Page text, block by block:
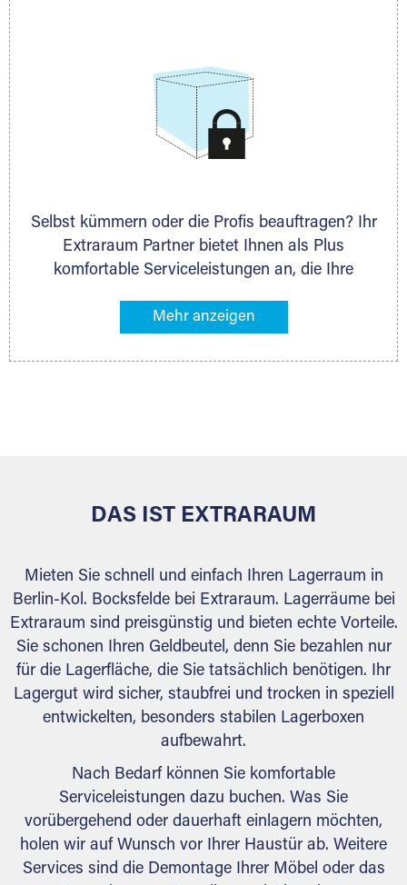
Selbst kümmern oder die Profis beauftragen? Ihr
Extraraum Partner bietet Ihnen als Plus
komfortable Serviceleistungen an, die Ihre
gehören z. B. Verpackungsservice, Lieferung von
Ihr Lagergut wird bei Ihrem Extraraum Partner
DAS IST EXTRARAUM
Mieten Sie schnell und einfach Ihren Lagerraum in
Berlin-Kol. Bocksfelde bei Extraraum. Lagerräume bei
Extraraum sind preisgünstig und bieten echte Vorteile.
Sie schonen Ihren Geldbeutel, denn Sie bezahlen nur
für die Lagerfläche, die Sie tatsächlich benötigen. Ihr
Lagergut wird sicher, staubfrei und trocken in speziell
entwickelten, besonders stabilen Lagerboxen
aufbewahrt.
Nach Bedarf können Sie komfortable
Serviceleistungen dazu buchen. Was Sie
vorübergehend oder dauerhaft einlagern möchten,
holen wir auf Wunsch vor Ihrer Haustür ab. Weitere
Services sind die Demontage Ihrer Möbel oder das